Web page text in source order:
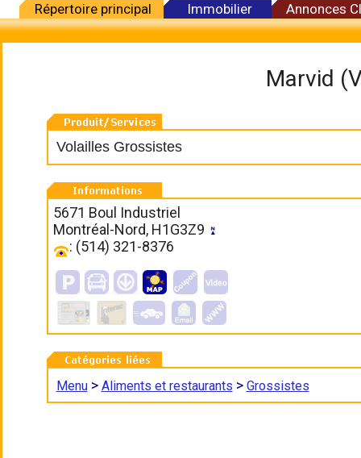
Répertoire principal Immobilier Annonces
Marvid
Volailles Grossistes
5671 Boul Industriel
Montréal-Nord, H1G3Z9
: (514) 321-8376
Menu> Aliments et restaurants > Grossistes